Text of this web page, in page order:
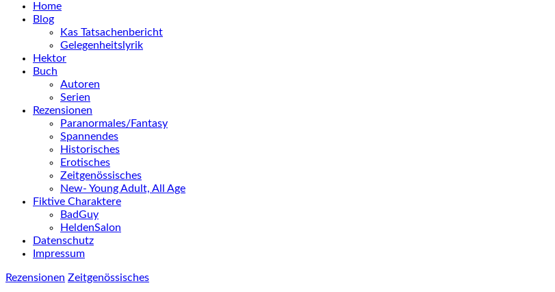
Home
Blog
Kas Tatsachenbericht
Gelegenheitslyrik
Hektor
Buch
Autoren
Serien
Rezensionen
Paranormales/Fantasy
Spannendes
Historisches
Erotisches
Zeitgenössisches
New- Young Adult, All Age
Fiktive Charaktere
BadGuy
HeldenSalon
Datenschutz
Impressum
Rezensionen Zeitgenössisches